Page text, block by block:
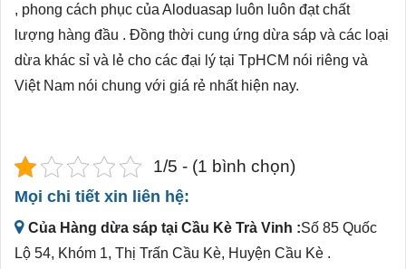
, phong cách phục của Aloduasap luôn luôn đạt chất
lượng hàng đầu . Đồng thời cung ứng dừa sáp và các loại
dừa khác sỉ và lẻ cho các đại lý tại TpHCM nói riêng và
Việt Nam nói chung với giá rẻ nhất hiện nay.
1/5 - (1 bình chọn)
Mọi chi tiết xin liên hệ:
Của Hàng dừa sáp tại Cầu Kè Trà Vinh :Số 85 Quốc
Lộ 54, Khóm 1, Thị Trấn Cầu Kè, Huyện Cầu Kè .